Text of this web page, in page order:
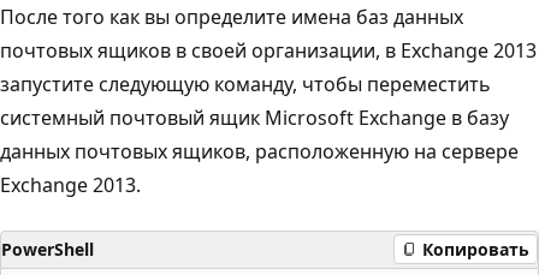
После того как вы определите имена баз данных
почтовых ящиков в своей организации, в Exchange 2013
запустите следующую команду, чтобы переместить
системный почтовый ящик Microsoft Exchange в базу
данных почтовых ящиков, расположенную на сервере
Exchange 2013.
PowerShell Копировать